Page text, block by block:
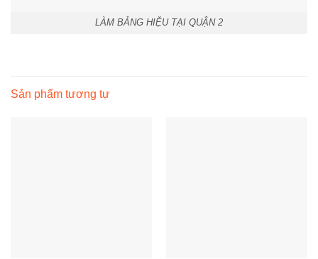
LÀM BẢNG HIỆU TẠI QUẬN 2
Sản phẩm tương tự